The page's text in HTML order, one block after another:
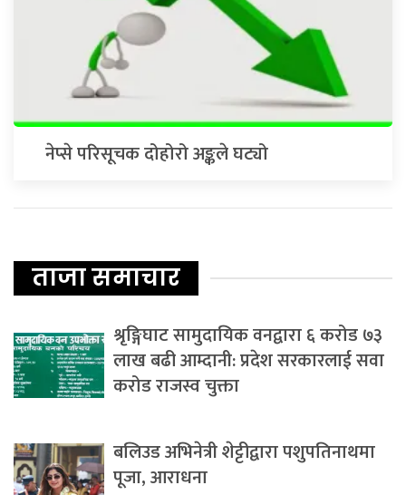
नेप्से परिसूचक दोहोरो अङ्कले घट्यो
ताजा समाचार
श्रृङ्गिघाट सामुदायिक वनद्वारा ६ करोड ७३
लाख बढी आम्दानी: प्रदेश सरकारलाई सवा
करोड राजस्व चुक्ता
बलिउड अभिनेत्री शेट्टीद्वारा पशुपतिनाथमा
पूजा, आराधना